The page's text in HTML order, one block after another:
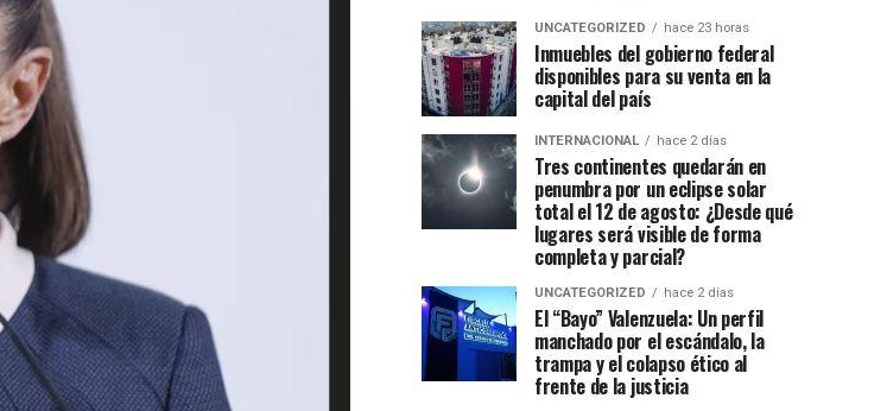
UNCATEGORIZED hace 23 horas
Inmuebles del gobierno federal
disponibles para su venta en la
capital del país
INTERNACIONAL hace 2 días
Tres continentes quedarán en
penumbra por un eclipse solar
total el 12 de agosto: ¿Desde qué
lugares será visible de forma
completa y parcial?
UNCATEGORIZED hace 2 días
El “Bayo” Valenzuela: Un perfil
manchado por el escándalo, la
trampa y el colapso ético al
frente de la justicia